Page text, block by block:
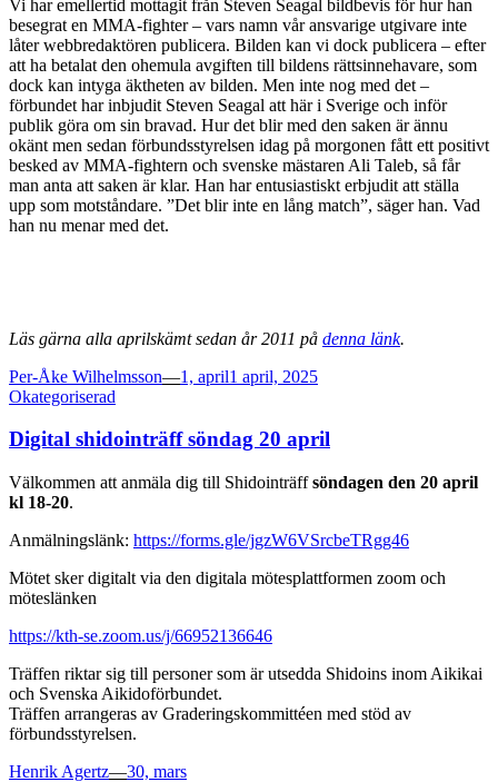
Vi har emellertid mottagit från Steven Seagal bildbevis för hur han
besegrat en MMA-fighter – vars namn vår ansvarige utgivare inte
låter webbredaktören publicera. Bilden kan vi dock publicera – efter
att ha betalat den ohemula avgiften till bildens rättsinnehavare, som
dock kan intyga äktheten av bilden. Men inte nog med det –
förbundet har inbjudit Steven Seagal att här i Sverige och inför
publik göra om sin bravad. Hur det blir med den saken är ännu
okänt men sedan förbundsstyrelsen idag på morgonen fått ett positivt
besked av MMA-fightern och svenske mästaren Ali Taleb, så får
man anta att saken är klar. Han har entusiastiskt erbjudit att ställa
upp som motståndare. ”Det blir inte en lång match”, säger han. Vad
han nu menar med det.
Läs gärna alla aprilskämt sedan år 2011 på denna länk.
Per-Åke Wilhelmsson—Posted
1, april1 april, 2025
Okategoriserad
Digital shidointräff söndag 20 april
Välkommen att anmäla dig till Shidointräffsöndagen den 20 april
kl 18-20.
Anmälningslänk: https://forms.gle/jgzW6VSrcbeTRgg46
Mötet sker digitalt via den digitala mötesplattformen zoom och
möteslänken
https://kth-se.zoom.us/j/66952136646
Träffen riktar sig till personer som är utsedda Shidoins inom Aikikai
och Svenska Aikidoförbundet.
Träffen arrangeras av Graderingskommittéen med stöd av
förbundsstyrelsen.
Henrik Agertz—Posted
30, mars